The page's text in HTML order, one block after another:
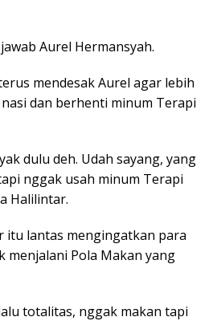
Aurel Hermansyah.
mendesak Aurel agar lebih
dan berhenti minum Terapi
dulu deh. Udah sayang, yang
nggak usah minum Terapi
Halilintar.
itu lantas mengingatkan para
menjalani Pola Makan yang
totalitas, nggak makan tapi